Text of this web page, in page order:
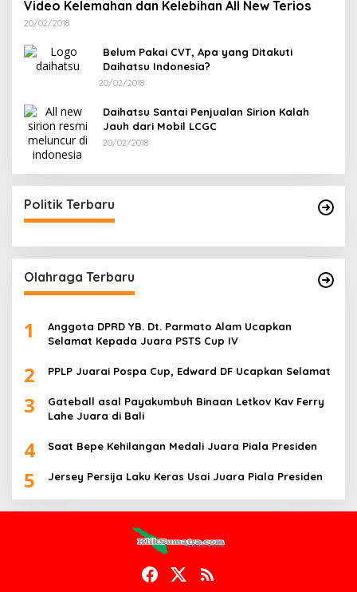
Video Kelemahan dan Kelebihan All New Terios
20/02/2018
Belum Pakai CVT, Apa yang Ditakuti
Daihatsu Indonesia?
20/02/2018
Daihatsu Santai Penjualan Sirion Kalah
Jauh dari Mobil LCGC
20/02/2018
Politik Terbaru
Olahraga Terbaru
1
Anggota DPRD YB. Dt. Parmato Alam Ucapkan
Selamat Kepada Juara PSTS Cup IV
2 PPLP Juarai Pospa Cup, Edward DF Ucapkan Selamat
3
Gateball asal Payakumbuh Binaan Letkov Kav Ferry
Lahe Juara di Bali
4 Saat Bepe Kehilangan Medali Juara Piala Presiden
5 Jersey Persija Laku Keras Usai Juara Piala Presiden